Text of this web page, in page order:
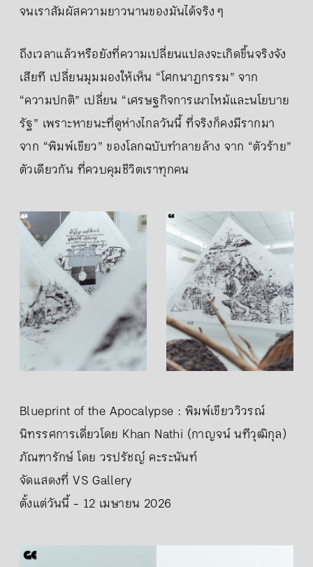
จนเราสัมผัสความยาวนานของมันได้จริง ๆ
ถึงเวลาแล้วหรือยังที่ความเปลี่ยนแปลงจะเกิดขึ้นจริงจัง
เสียที เปลี่ยนมุมมองให้เห็น “โศกนาฏกรรม” จาก
“ความปกติ” เปลี่ยน “เศรษฐกิจการเผาไหม้และนโยบาย
รัฐ” เพราะหายนะที่ดูห่างไกลวันนี้ ที่จริงก็คงมีรากมา
จาก “พิมพ์เขียว” ของโลกฉบับทำลายล้าง จาก “ตัวร้าย”
ตัวเดียวกัน ที่ควบคุมชีวิตเราทุกคน
Blueprint of the Apocalypse : พิมพ์เขียววิวรณ์
นิทรรศการเดี่ยวโดย Khan Nathi (กาญจน์ นทีวุฒิกุล)
ภัณฑารักษ์ โดย วรปรัชญ์ คะระนันท์
จัดแสดงที่ VS Gallery
ตั้งแต่วันนี้ - 12 เมษายน 2026